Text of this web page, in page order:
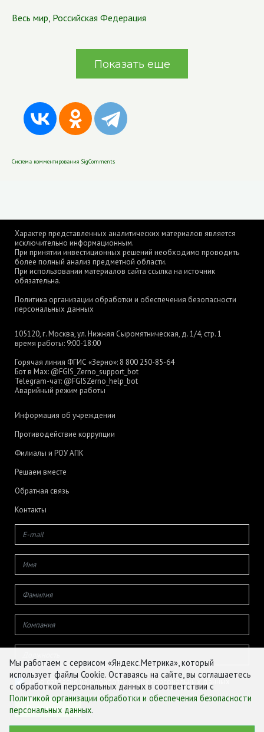
Весь мир, Российская Федерация
Показать еще
Система комментирования SigComments
Характер представленных аналитических материалов является
исключительно информационным.
При принятии инвестиционных решений необходимо проводить
более полный анализ предметной области.
При использовании материалов сайта ссылка на источник
обязательна.
Политика организации обработки и обеспечения безопасности
персональных данных
105120, г. Москва, ул. Нижняя Сыромятническая, д. 1/4, стр. 1
время работы: 9:00-18:00
Горячая линия ФГИС «Зерно»: 8 800 250-85-64
Бот в Max: @FGIS_Zerno_support_bot
Telegram-чат: @FGISZerno_help_bot
Аварийный режим работы
Информация об учреждении
Противодействие коррупции
Филиалы и РОУ АПК
Решаем вместе
Обратная связь
Контакты
Даю согласие на обработку своих персональных данных
Мы работаем с сервисом «Яндекс.Метрика», который
использует файлы Cookie. Оставаясь на сайте, вы соглашаетесь
с обработкой персональных данных в соответствии с
Политикой организации обработки и обеспечения безопасности
персональных данных.